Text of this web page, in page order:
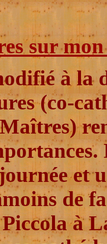
sur
à la
(co-
et
de
à